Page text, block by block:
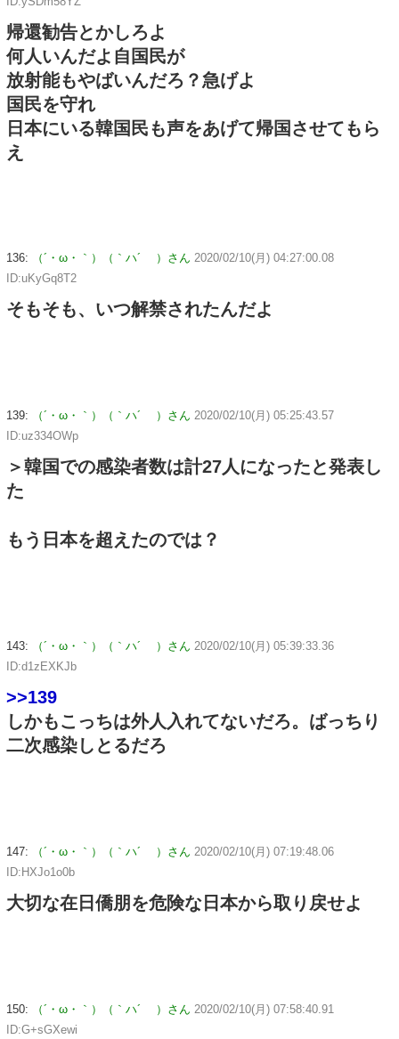
帰還勧告とかしろよ
何人いんだよ自国民が
放射能もやばいんだろ？急げよ
国民を守れ
日本にいる韓国民も声をあげて帰国させてもら
え
136: （´・ω・｀）（｀ハ´ ）さん 2020/02/10(月) 04:27:00.08
ID:uKyGq8T2
そもそも、いつ解禁されたんだよ
139: （´・ω・｀）（｀ハ´ ）さん 2020/02/10(月) 05:25:43.57
ID:uz334OWp
＞韓国での感染者数は計27人になったと発表し
た
もう日本を超えたのでは？
143: （´・ω・｀）（｀ハ´ ）さん 2020/02/10(月) 05:39:33.36
ID:d1zEXKJb
>>139
しかもこっちは外人入れてないだろ。ばっちり
二次感染しとるだろ
147: （´・ω・｀）（｀ハ´ ）さん 2020/02/10(月) 07:19:48.06
ID:HXJo1o0b
大切な在日僑朋を危険な日本から取り戻せよ
150: （´・ω・｀）（｀ハ´ ）さん 2020/02/10(月) 07:58:40.91
ID:G+sGXewi